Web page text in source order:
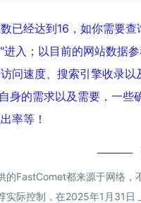
已经达到16，如你需要
"进入；以目前的网站数据
问速度、搜索引擎收录
身的需求以及需要，一
率等！
的FastComet都来源于网络，
实际控制，在2025年1月31